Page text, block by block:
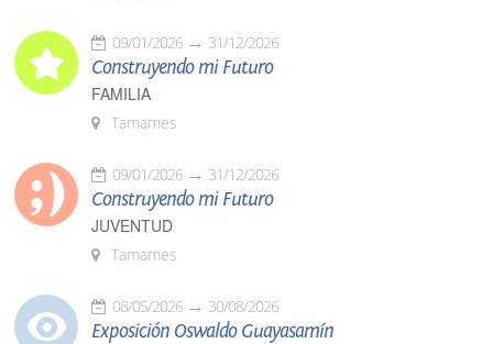
09/01/2026 31/12/2026
Construyendo mi Futuro
FAMILIA
Tamames
09/01/2026 31/12/2026
Construyendo mi Futuro
JUVENTUD
Tamames
08/05/2026 30/08/2026
Exposición Oswaldo Guayasamín